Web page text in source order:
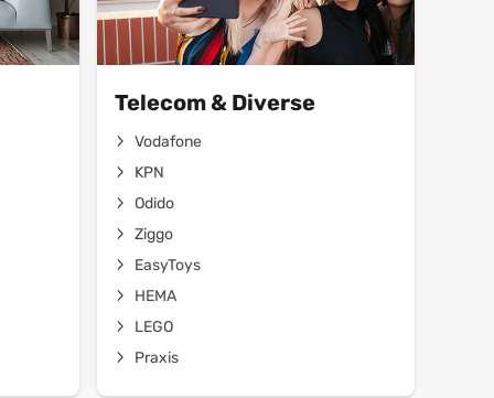
Telecom & Diverse
Vodafone
KPN
Odido
Ziggo
EasyToys
HEMA
LEGO
Praxis